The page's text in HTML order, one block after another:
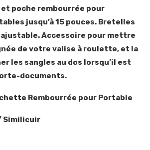
poche rembourrée pour
jusqu’à 15 pouces. Bretelles
Accessoire pour mettre
de votre valise à roulette, et la
les sangles au dos lorsqu’il est
documents.
Rembourrée pour Portable
Similicuir